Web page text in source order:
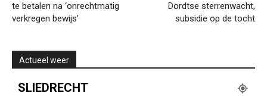
te betalen na ‘onrechtmatig
verkregen bewijs’
Dordtse sterrenwacht,
subsidie op de tocht
Actueel weer
SLIEDRECHT